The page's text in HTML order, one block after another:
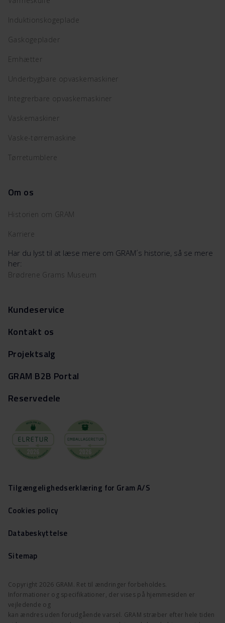
Induktionskogeplade
Gaskogeplader
Emhætter
Underbygbare opvaskemaskiner
Integrerbare opvaskemaskiner
Vaskemaskiner
Vaske-tørremaskine
Tørretumblere
Om os
Historien om GRAM
Karriere
Har du lyst til at læse mere om GRAM´s historie, så se mere
her:
Brødrene Grams Museum
Kundeservice
Kontakt os
Projektsalg
GRAM B2B Portal
Reservedele
Copyright 2026 GRAM. Ret til ændringer forbeholdes.
Informationer og specifikationer, der vises på hjemmesiden er
vejledende og
kan ændres uden forudgående varsel. GRAM stræber efter hele tiden
Tilgængelighedserklæring for Gram A/S
Cookies policy
Databeskyttelse
Sitemap